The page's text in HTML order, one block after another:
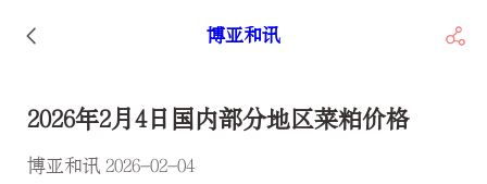
博亚和讯
2026年2月4日国内部分地区菜粕价格
博亚和讯 2026-02-04